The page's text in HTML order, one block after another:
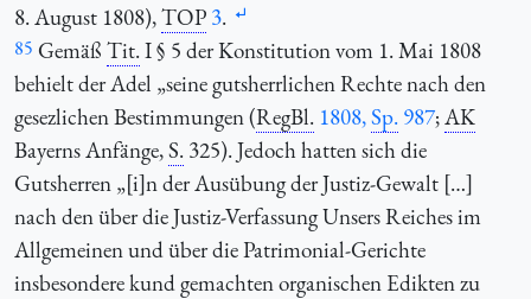
8. August 1808),TOP 3.
85 Gemäß Tit.I § 5 der Konstitution vom 1. Mai 1808
behielt der Adel „seine gutsherrlichen Rechte nach den
gesezlichen Bestimmungen (RegBl. 1808,Sp. 987;AK
Bayerns Anfänge,S. 325). Jedoch hatten sich die
Gutsherren „[i]n der Ausübung der Justiz-Gewalt […]
nach den über die Justiz-Verfassung Unsers Reiches im
Allgemeinen und über die Patrimonial-Gerichte
insbesondere kund gemachten organischen Edikten zu